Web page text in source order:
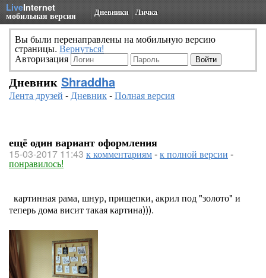
LiveInternet
мобильная версия Дневники Личка
Вы были перенаправлены на мобильную версию
страницы. Вернуться!
Авторизация
Дневник Shraddha
Лента друзей -Дневник-Полная версия
ещё один вариант оформления
15-03-2017 11:43 к комментариям-к полной версии -
понравилось!
картинная рама, шнур, прищепки, акрил под "золото" и
теперь дома висит такая картина))).